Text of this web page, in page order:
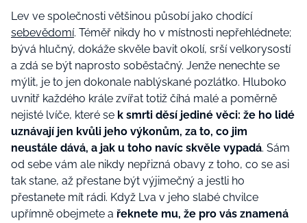
Lev ve společnosti většinou působí jako chodící
sebevědomí. Téměř nikdy ho v místnosti nepřehlédnete;
bývá hlučný, dokáže skvěle bavit okolí, srší velkorysostí
a zdá se být naprosto soběstačný. Jenže nenechte se
mýlit, je to jen dokonale nablýskané pozlátko. Hluboko
uvnitř každého krále zvířat totiž číhá malé a poměrně
nejisté lvíče, které se k smrti děsí jediné věci: že ho lidé
uznávají jen kvůli jeho výkonům, za to, co jim
neustále dává, a jak u toho navíc skvěle vypadá. Sám
od sebe vám ale nikdy nepřizná obavy z toho, co se asi
tak stane, až přestane být výjimečný a jestli ho
přestanete mít rádi. Když Lva v jeho slabé chvilce
upřímně obejmete a řeknete mu, že pro vás znamená